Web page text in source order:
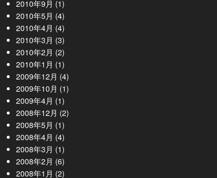
2010年9月 (1)
2010年5月 (4)
2010年4月 (4)
2010年3月 (3)
2010年2月 (2)
2010年1月 (1)
2009年12月 (4)
2009年10月 (1)
2009年4月 (1)
2008年12月 (2)
2008年5月 (1)
2008年4月 (4)
2008年3月 (1)
2008年2月 (6)
2008年1月 (2)